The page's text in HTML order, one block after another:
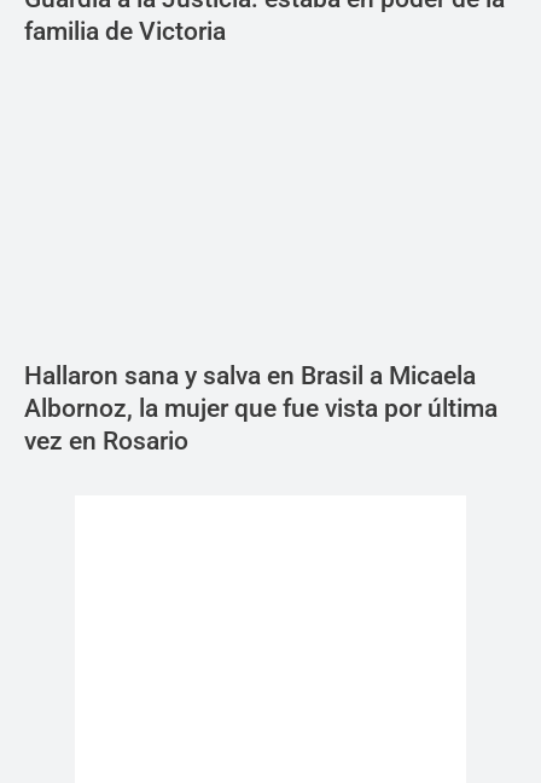
familia de Victoria
Hallaron sana y salva en Brasil a Micaela
Albornoz, la mujer que fue vista por última
vez en Rosario